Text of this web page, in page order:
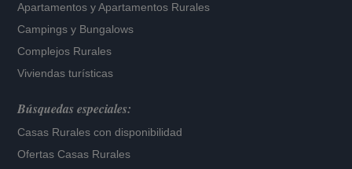
Apartamentos yApartamentos Rurales
Campings y Bungalows
Complejos Rurales
Viviendas turísticas
Búsquedas especiales:
Casas Rurales con disponibilidad
Ofertas Casas Rurales